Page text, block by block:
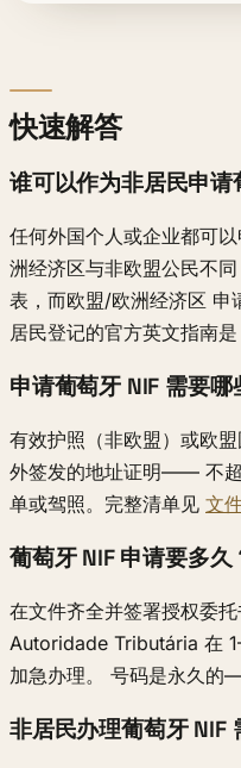
快速解答
谁可以作为非居民申请
任何外国个人或企业都可
洲经济区与非欧盟公民不
表，而欧盟/欧洲经济区 申
居民登记的官方英文指南是
申请葡萄牙 NIF 需要哪
有效护照（非欧盟）或欧
外签发的地址证明—— 不
单或驾照。完整清单见 文
葡萄牙 NIF 申请要多久
在文件齐全并签署授权委
Autoridade Tributária 在
加急办理。 号码是永久的
非居民办理葡萄牙 NIF